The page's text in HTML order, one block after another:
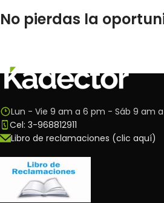
No pierdas la
Lun - Vie 9 am a 6 pm - Sáb 9 am
Cel: 3-968812911
Libro de reclamaciones (clic aquí)